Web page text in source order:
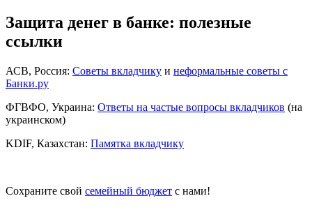
Защита денег в банке: полезные
ссылки
АСВ, Россия: Советы вкладчику и неформальные советы с
Банки.ру
ФГВФО, Украина: Ответы на частые вопросы вкладчиков (на
украинском)
KDIF, Казахстан: Памятка вкладчику
Сохраните свой семейный бюджет с нами!